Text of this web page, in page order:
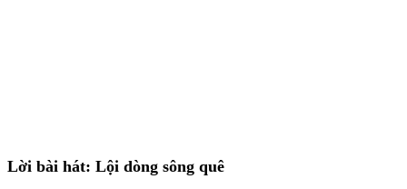
Lời bài hát: Lội dòng sông quê